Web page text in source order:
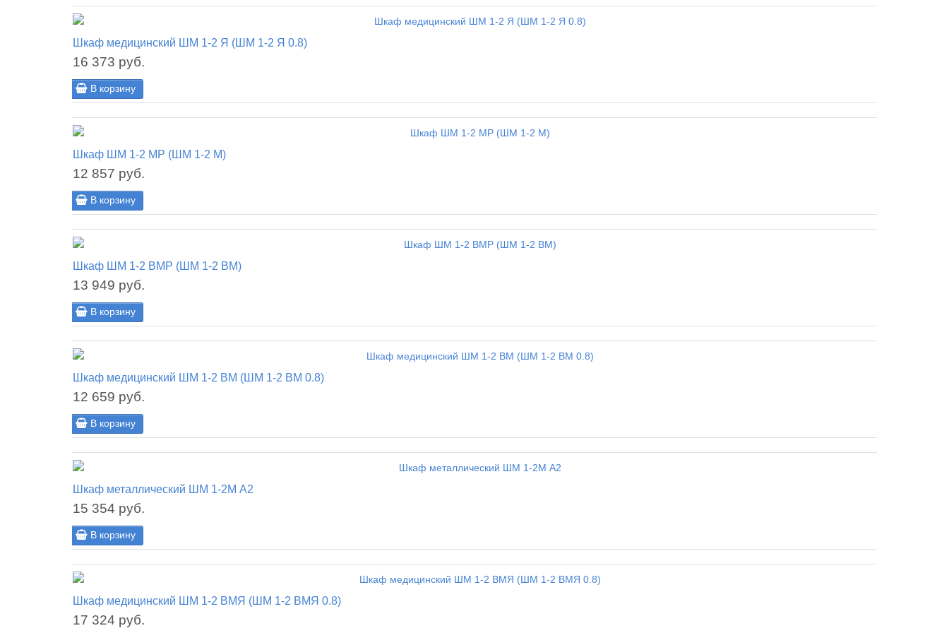
Шкаф медицинский ШМ 1-2 Я (ШМ 1-2 Я 0.8)
16 373 руб.
В корзину
Шкаф ШМ 1-2 МР (ШМ 1-2 М)
12 857 руб.
В корзину
Шкаф ШМ 1-2 ВМР (ШМ 1-2 ВМ)
13 949 руб.
В корзину
Шкаф медицинский ШМ 1-2 ВМ (ШМ 1-2 ВМ 0.8)
12 659 руб.
В корзину
Шкаф металлический ШМ 1-2М А2
15 354 руб.
В корзину
Шкаф медицинский ШМ 1-2 ВМЯ (ШМ 1-2 ВМЯ 0.8)
17 324 руб.